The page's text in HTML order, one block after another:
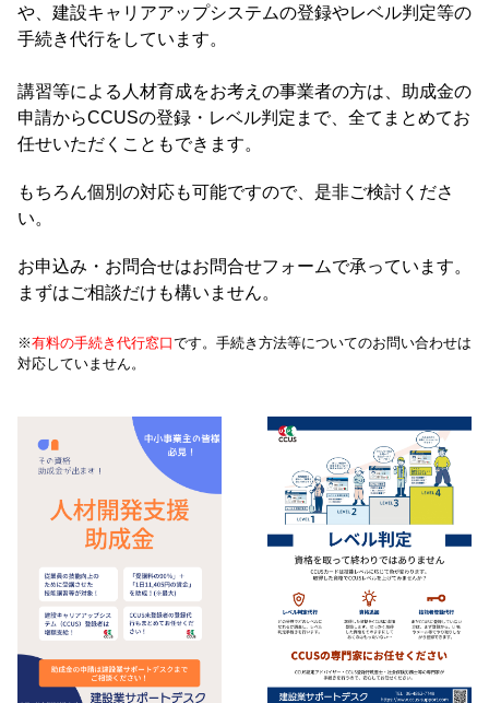
や、建設キャリアアップシステムの登録やレベル判定等の
手続き代行をしています。
講習等による人材育成をお考えの事業者の方は、助成金の
申請からCCUSの登録・レベル判定まで、全てまとめてお
任せいただくこともできます。
もちろん個別の対応も可能ですので、是非ご検討くださ
い。
お申込み・お問合せはお問合せフォームで承っています。
まずはご相談だけも構いません。
※有料の手続き代行窓口です。手続き方法等についてのお問い合わせは
対応していません。